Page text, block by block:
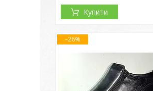
Купити
–26%